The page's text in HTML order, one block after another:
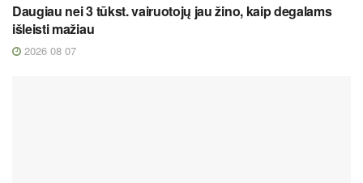
Daugiau nei 3 tūkst. vairuotojų jau žino, kaip degalams
išleisti mažiau
2026 08 07